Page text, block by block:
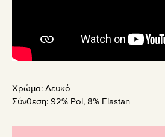
Χρώμα: Λευκό
Σύνθεση: 92% Pol, 8% Elastan